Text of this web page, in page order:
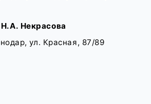
Некрасова
ул. Красная, 87/89